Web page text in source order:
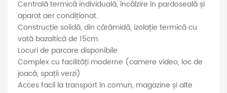
Centrală termică individuală, încălzire în pardoseală și
aparat aer condiționat.
Construcție solidă, din cărămidă, izolație termică cu
vată bazaltică de 15cm.
Locuri de parcare disponibile
Complex cu facilități moderne (camere video, loc de
joacă, spații verzi)
Acces facil la transport în comun, magazine și alte